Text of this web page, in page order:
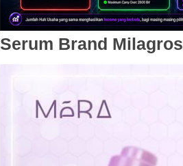
Serum Brand Milagros